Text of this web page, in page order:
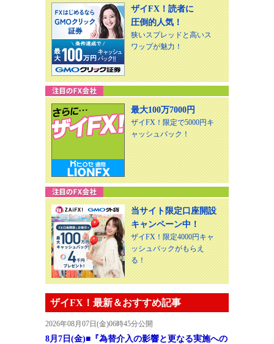
ザイFX！読者に
圧倒的人気！
狭いスプレッドと高いス
ワップが魅力！
最大100万7000円
ザイFX！限定で5000円キ
ャッシュバック！
当サイト限定口座開設
キャンペーン中！
ザイFX！限定4000円キャ
ッシュバックがもらえ
る！
ザイFX！最新＆おすすめ記事
2026年08月07日(金)06時45分公開
8月7日(金)■『為替介入の影響と更なる実施への